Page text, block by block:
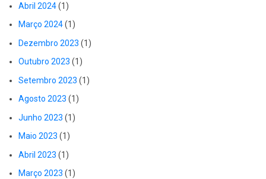
Abril 2024(1)
Março 2024(1)
Dezembro 2023 (1)
Outubro 2023 (1)
Setembro 2023 (1)
Agosto 2023 (1)
Junho 2023 (1)
Maio 2023 (1)
Abril 2023 (1)
Março 2023 (1)